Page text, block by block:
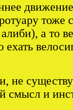
тоже
а то
не
смысл и